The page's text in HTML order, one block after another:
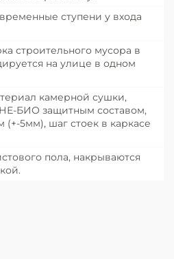
ступени у входа
строительного мусора в
на улице в одном
камерной сушки,
БИО защитным составом,
(+-5мм), шаг стоек в каркасе
пола, накрываются